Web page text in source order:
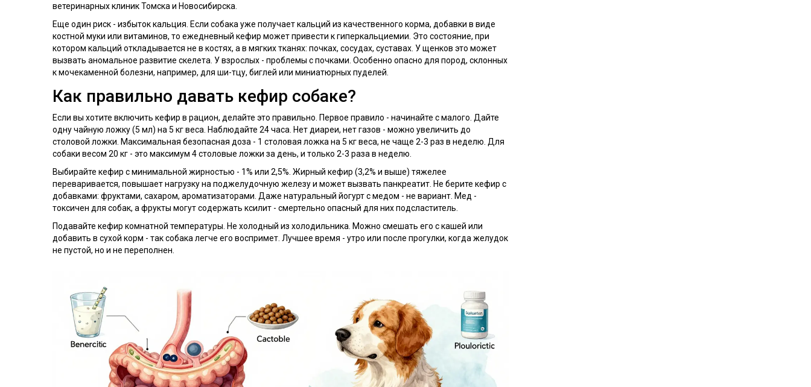
ветеринарных клиник Томска и Новосибирска.
Еще один риск - избыток кальция. Если собака уже получает кальций из качественного корма, добавки в виде
костной муки или витаминов, то ежедневный кефир может привести к гиперкальциемии. Это состояние, при
котором кальций откладывается не в костях, а в мягких тканях: почках, сосудах, суставах. У щенков это может
вызвать аномальное развитие скелета. У взрослых - проблемы с почками. Особенно опасно для пород, склонных
к мочекаменной болезни, например, для ши-тцу, биглей или миниатюрных пуделей.
Как правильно давать кефир собаке?
Если вы хотите включить кефир в рацион, делайте это правильно. Первое правило - начинайте с малого. Дайте
одну чайную ложку (5 мл) на 5 кг веса. Наблюдайте 24 часа. Нет диареи, нет газов - можно увеличить до
столовой ложки. Максимальная безопасная доза - 1 столовая ложка на 5 кг веса, не чаще 2-3 раз в неделю. Для
собаки весом 20 кг - это максимум 4 столовые ложки за день, и только 2-3 раза в неделю.
Выбирайте кефир с минимальной жирностью - 1% или 2,5%. Жирный кефир (3,2% и выше) тяжелее
переваривается, повышает нагрузку на поджелудочную железу и может вызвать панкреатит. Не берите кефир с
добавками: фруктами, сахаром, ароматизаторами. Даже натуральный йогурт с медом - не вариант. Мед -
токсичен для собак, а фрукты могут содержать ксилит - смертельно опасный для них подсластитель.
Подавайте кефир комнатной температуры. Не холодный из холодильника. Можно смешать его с кашей или
добавить в сухой корм - так собака легче его воспримет. Лучшее время - утро или после прогулки, когда желудок
не пустой, но и не переполнен.